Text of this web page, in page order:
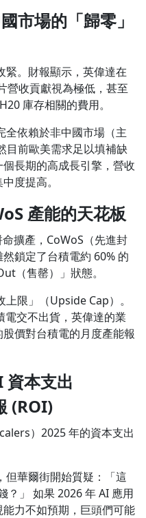
市場的「歸零」
緊。財報顯示，英偉達在
營收貢獻視為極低，甚至
庫存相關的費用。
全依賴於非中國市場（主
前歐美需求足以填補缺
長期的高成長引擎，營收
度提高。
產能的天花板
擴產，CoWoS（先進封
鎖定了台積電約 60% 的
（售罄）」狀態。
限」（Upside Cap）。
電交不出貨，英偉達的業
價對台積電的月度產能報
資本支出
(ROI)
）2025 年的資本支出
但華爾街開始質疑：「這
？」 如果 2026 年 AI 應用
力不如預期，巨頭們可能